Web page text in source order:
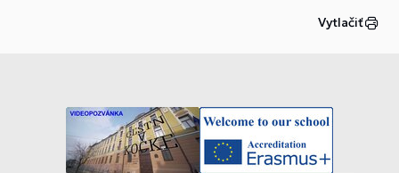
Vytlačiť